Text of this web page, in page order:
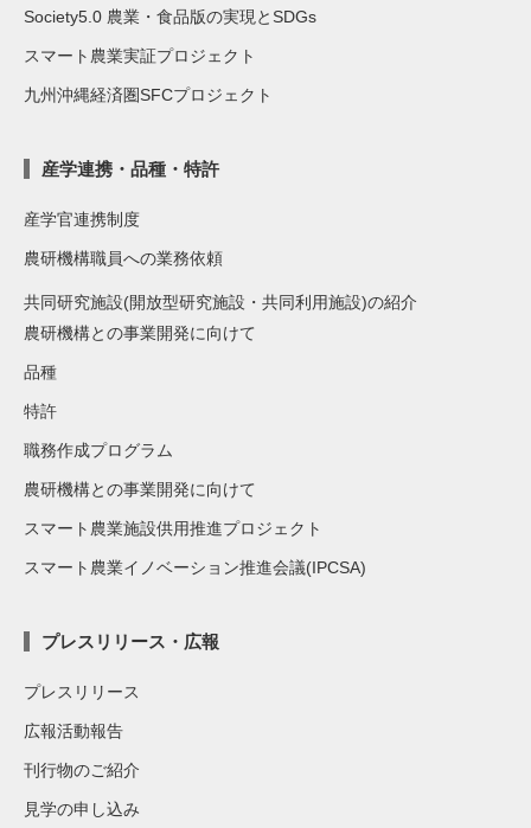
Society5.0 農業・食品版の実現とSDGs
スマート農業実証プロジェクト
九州沖縄経済圏SFCプロジェクト
産学連携・品種・特許
産学官連携制度
農研機構職員への業務依頼
共同研究施設(開放型研究施設・共同利用施設)の紹介
農研機構との事業開発に向けて
品種
特許
職務作成プログラム
農研機構との事業開発に向けて
スマート農業施設供用推進プロジェクト
スマート農業イノベーション推進会議(IPCSA)
プレスリリース・広報
プレスリリース
広報活動報告
刊行物のご紹介
見学の申し込み